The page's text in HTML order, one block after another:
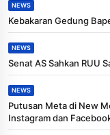
NEWS
Kebakaran Gedung
NEWS
Senat AS Sahkan RUU
NEWS
Putusan Meta di New
Instagram dan